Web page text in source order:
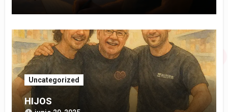
Uncategorized
HIJOS